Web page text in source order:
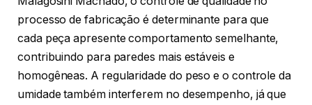
processo de fabricação é determinante para que
cada peça apresente comportamento semelhante,
contribuindo para paredes mais estáveis e
homogêneas. A regularidade do peso e o controle da
umidade também interferem no desempenho, já que